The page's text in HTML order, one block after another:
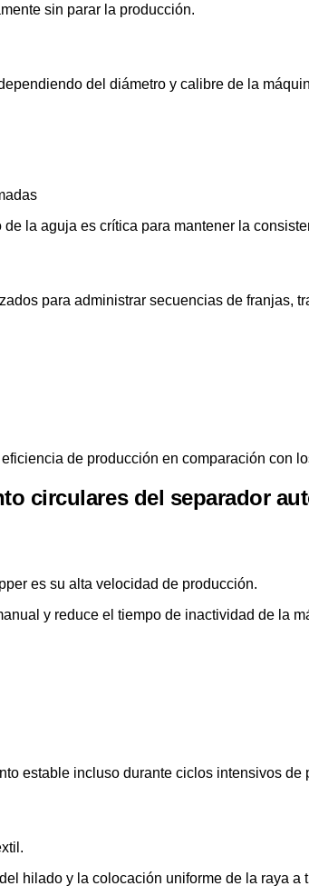
sin parar la producción.
del diámetro y calibre de la
la aguja es crítica para mantener la
para administrar secuencias de franjas,
de producción en comparación con
circulares del separador
es su alta velocidad de producción.
y reduce el tiempo de inactividad de la
estable incluso durante ciclos intensivos de
hilado y la colocación uniforme de la raya a